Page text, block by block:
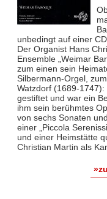
unbedingt auf einer
Der Organist Hans
Ensemble „Weimar
zum einen sein
Silbermann-Orgel,
Watzdorf (1689-
gestiftet und war ein
ihm sein berühmtes
von sechs Sonaten
einer „Piccola
und einer Heimstätte
Christian Martin als